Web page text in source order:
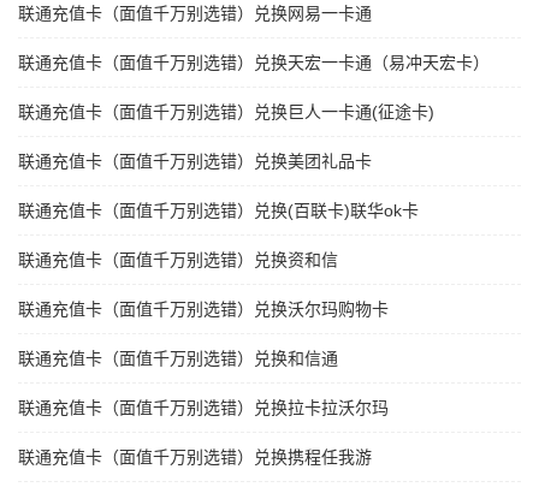
联通充值卡（面值千万别选错）兑换网易一卡通
联通充值卡（面值千万别选错）兑换天宏一卡通（易冲天宏卡）
联通充值卡（面值千万别选错）兑换巨人一卡通(征途卡)
联通充值卡（面值千万别选错）兑换美团礼品卡
联通充值卡（面值千万别选错）兑换(百联卡)联华ok卡
联通充值卡（面值千万别选错）兑换资和信
联通充值卡（面值千万别选错）兑换沃尔玛购物卡
联通充值卡（面值千万别选错）兑换和信通
联通充值卡（面值千万别选错）兑换拉卡拉沃尔玛
联通充值卡（面值千万别选错）兑换携程任我游